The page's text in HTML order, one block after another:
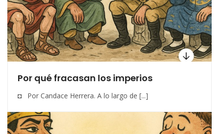
Por qué fracasan los imperios
◘ Por Candace Herrera. A lo largo de [...]